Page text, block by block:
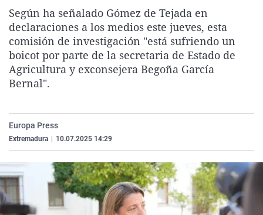
La rosa de los vientos
Gente viajera
Como el perro y el
Caso
Retornados
Equipo de
Operación Viuda
Extremadura
Galicia
La Rioja
Navarra
Virales
Televisión
Elecciones
Según ha señalado Gómez de Tejada en
declaraciones a los medios este jueves, esta
comisión de investigación "está sufriendo un
boicot por parte de la secretaria de Estado de
Agricultura y exconsejera Begoña García
Bernal".
Europa Press
Extremadura 10.07.2025 14:29